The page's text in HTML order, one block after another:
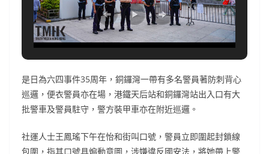
是日為六四事件35周年，銅鑼灣一帶有多名警員著防刺背心
巡邏，便衣警員亦在場，港鐵天后站和銅鑼灣站出入口有大
批警車及警員駐守，警方裝甲車亦在附近巡邏。
社運人士王鳳瑤下午在怡和街叫口號，警員立即圍起封鎖線
包圍，指其口號具煽動意圖，涉嫌違反國安法，將她帶上警